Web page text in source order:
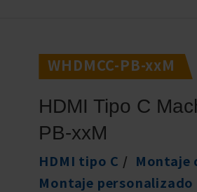
WHDMCC-PB-xxM
HDMI Tipo C
PB-xxM
HDMI tipo C Montaje
Montaje personalizado